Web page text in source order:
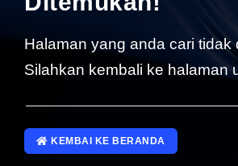
Halaman yang anda cari tidak
Silahkan kembali ke halaman
KEMBAI KE BERANDA